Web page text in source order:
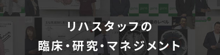
リハスタッフの
臨床・研究・マネジメント